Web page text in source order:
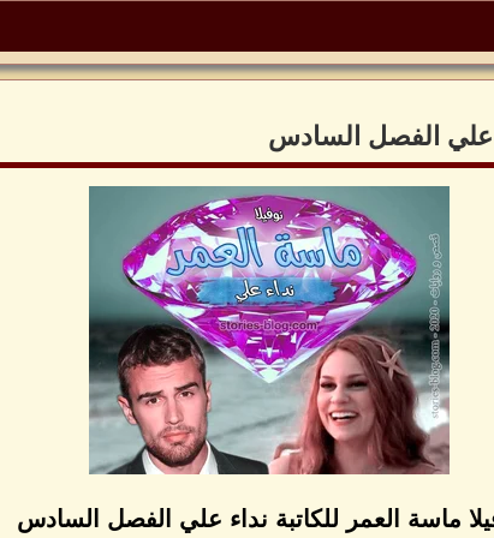
علي الفصل السادس
ماسة العمر للكاتبة نداء علي الفصل السادس